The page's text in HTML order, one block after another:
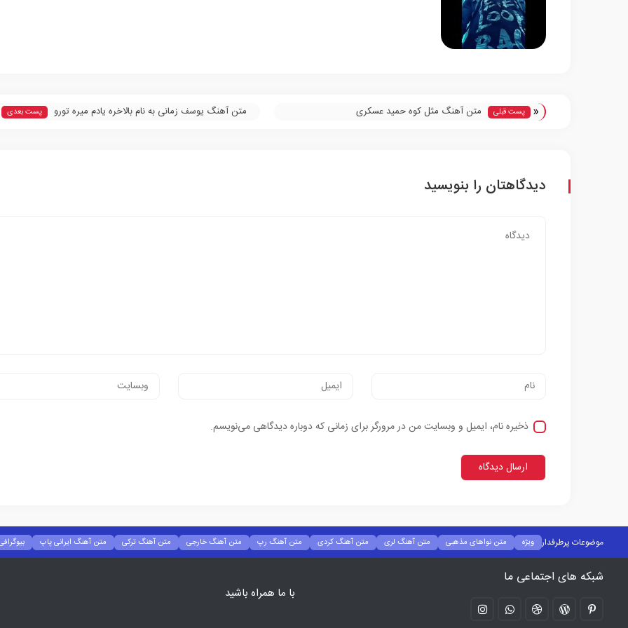
« پست قبلی متن آهنگ مثل کوه حمید عسکری متن آهنگ یوسف زمانی به نام بالاخره یادم میره تورو پست بعدی
دیدگاهتان را بنویسید
ذخیره نام، ایمیل و وبسایت من در مرورگر برای زمانی که دوباره دیدگاهی می‌نویسم.
موضوعات پرطرفدار ویژه متن نواهای مذهبی متن آهنگ لری متن آهنگ کردی متن آهنگ رپ متن آهنگ خارجی متن آهنگ ترکی متن آهنگ ایرانی پاپ
شبکه های اجتماعی ما
با ما همراه باشید